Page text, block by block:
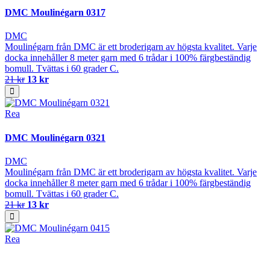
DMC Moulinégarn 0317
DMC
Moulinégarn från DMC är ett broderigarn av högsta kvalitet. Varje
docka innehåller 8 meter garn med 6 trådar i 100% färgbeständig
bomull. Tvättas i 60 grader C.
21 kr 13 kr
Rea
DMC Moulinégarn 0321
DMC
Moulinégarn från DMC är ett broderigarn av högsta kvalitet. Varje
docka innehåller 8 meter garn med 6 trådar i 100% färgbeständig
bomull. Tvättas i 60 grader C.
21 kr 13 kr
Rea